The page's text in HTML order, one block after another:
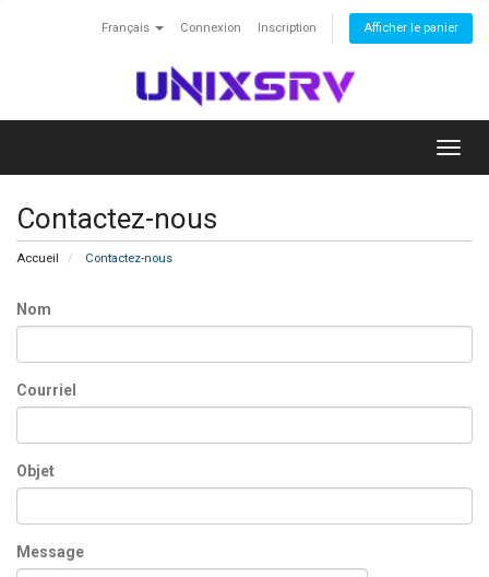
Français Connexion Inscription Afficher le panier
Contactez-nous
Accueil Contactez-nous
Nom
Courriel
Objet
Message